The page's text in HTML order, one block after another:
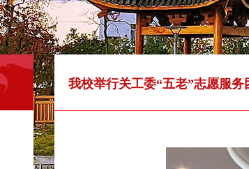
我校举行关工委“五老”志愿服务